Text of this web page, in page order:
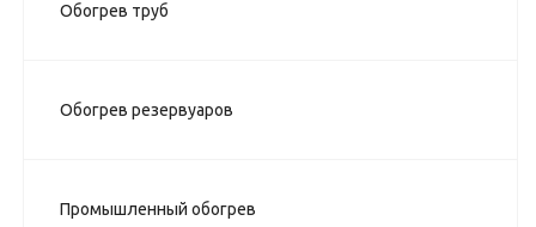
Обогрев труб
Обогрев резервуаров
Промышленный обогрев